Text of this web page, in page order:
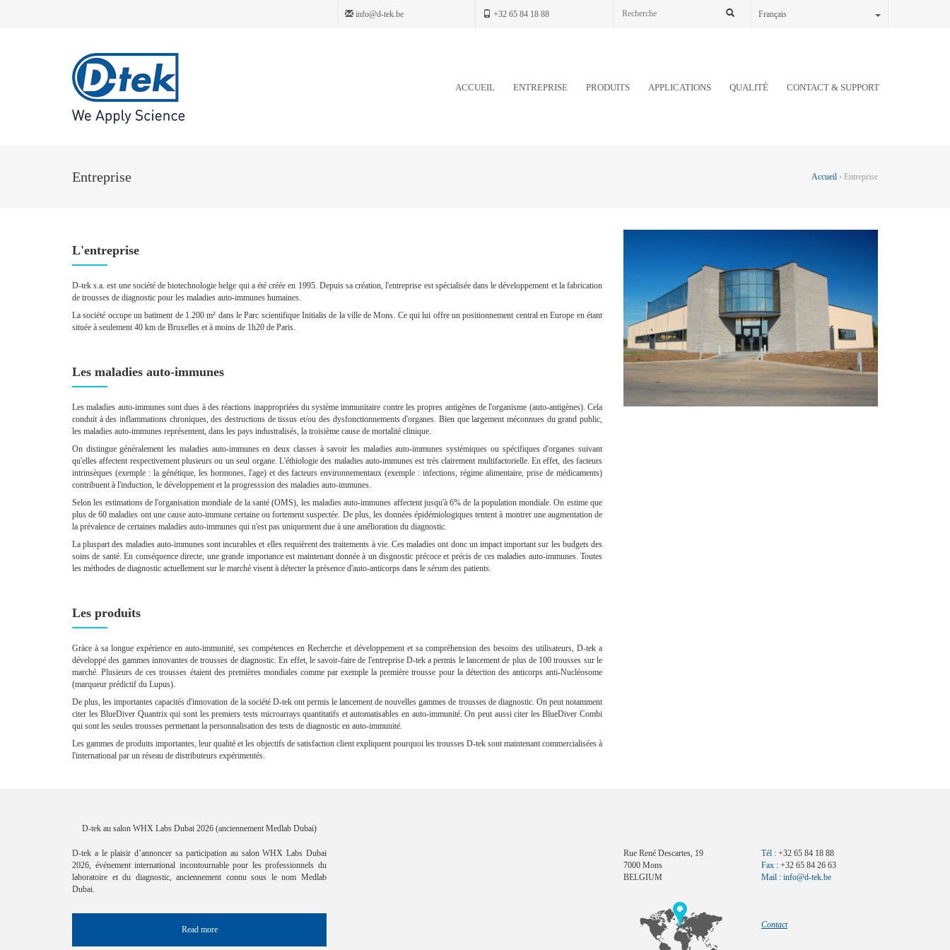
info@d-tek.be +32 65 84 18 88 Français
ACCUEIL ENTREPRISE PRODUITS APPLICATIONS QUALITÉ CONTACT & SUPPORT
Entreprise Accueil › Entreprise
L'entreprise
D-tek s.a. est une société de biotechnologie belge qui a été créée en 1995. Depuis sa création, l'entreprise est spécialisée dans le développement et la fabrication
de trousses de diagnostic pour les maladies auto-immunes humaines.
La société occupe un batiment de 1.200 m² dans le Parc scientifique Initialis de la ville de Mons. Ce qui lui offre un positionnement central en Europe en étant
située à seulement 40 km de Bruxelles et à moins de 1h20 de Paris.
Les maladies auto-immunes
Les maladies auto-immunes sont dues à des réactions inappropriées du système immunitaire contre les propres antigènes de l'organisme (auto-antigènes). Cela
conduit à des inflammations chroniques, des destructions de tissus et/ou des dysfonctionnements d'organes. Bien que largement méconnues du grand public,
les maladies auto-immunes représentent, dans les pays industralisés, la troisième cause de mortalité clinique.
On distingue généralement les maladies auto-immunes en deux classes à savoir les maladies auto-immunes systémiques ou spécifiques d'organes suivant
qu'elles affectent respectivement plusieurs ou un seul organe. L'éthiologie des maladies auto-immunes est très clairement multifactorielle. En effet, des facteurs
intrinsèques (exemple : la génétique, les hormones, l'age) et des facteurs environnementaux (exemple : infections, régime alimentaire, prise de médicaments)
contribuent à l'induction, le développement et la progresssion des maladies auto-immunes.
Selon les estimations de l'organisation mondiale de la santé (OMS), les maladies auto-immunes affectent jusqu'à 6% de la population mondiale. On estime que
plus de 60 maladies ont une cause auto-immune certaine ou fortement suspectée. De plus, les données épidémiologiques tentent à montrer une augmentation de
la prévalence de certaines maladies auto-immunes qui n'est pas uniquement due à une amélioration du diagnostic.
La pluspart des maladies auto-immunes sont incurables et elles requièrent des traitements à vie. Ces maladies ont donc un impact important sur les budgets des
soins de santé. En conséquence directe, une grande importance est maintenant donnée à un disgnostic précoce et précis de ces maladies auto-immunes. Toutes
les méthodes de diagnostic actuellement sur le marché visent à détecter la présence d'auto-anticorps dans le sérum des patients.
Les produits
Gràce à sa longue expérience en auto-immunité, ses compétences en Recherche et développement et sa compréhension des besoins des utilisateurs, D-tek a
développé des gammes innovantes de trousses de diagnostic. En effet, le savoir-faire de l'entreprise D-tek a permis le lancement de plus de 100 trousses sur le
marché. Plusieurs de ces trousses étaient des premières mondiales comme par exemple la première trousse pour la détection des anticorps anti-Nucléosome
(marqueur prédictif du Lupus).
De plus, les importantes capacités d'innovation de la société D-tek ont permis le lancement de nouvelles gammes de trousses de diagnostic. On peut notamment
citer les BlueDiver Quantrix qui sont les premiers tests microarrays quantitatifs et automatisables en auto-immunité. On peut aussi citer les BlueDiver Combi
qui sont les seules trousses permettant la personnalisation des tests de diagnostic en auto-immunité.
Les gammes de produits importantes, leur qualité et les objectifs de satisfaction client expliquent pourquoi les trousses D-tek sont maintenant commercialisées à
l'international par un réseau de distributeurs expérimentés.
D-tek au salon WHX Labs Dubai 2026 (anciennement Medlab Dubai)
D-tek a le plaisir d’annoncer sa participation au salon WHX Labs Dubai
2026, événement international incontournable pour les professionnels du
laboratoire et du diagnostic, anciennement connu sous le nom Medlab
Dubai.
Read more
Rue René Descartes, 19
7000 Mons
BELGIUM
Tél : +32 65 84 18 88
Fax : +32 65 84 26 63
Mail : info@d-tek.be
Contact